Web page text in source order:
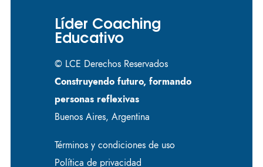
Líder Coaching
Educativo
© LCE Derechos Reservados
Construyendo futuro, formando
personas reflexivas
Buenos Aires, Argentina
Términos y condiciones de uso
Política de privacidad